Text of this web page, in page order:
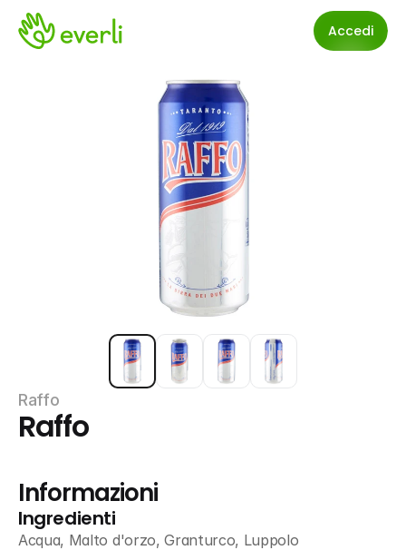
Accedi
Raffo
Raffo
Informazioni
Ingredienti
Acqua, Malto d'orzo, Granturco, Luppolo